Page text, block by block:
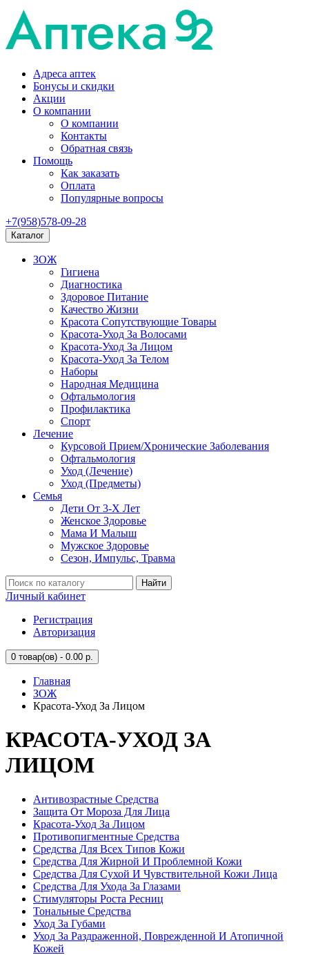
Адреса аптек
Бонусы и скидки
Акции
О компании
О компании
Контакты
Обратная связь
Помощь
Как заказать
Оплата
Популярные вопросы
+7(958)578-09-28
Каталог
ЗОЖ
Гигиена
Диагностика
Здоровое Питание
Качество Жизни
Красота Сопутствующие Товары
Красота-Уход За Волосами
Красота-Уход За Лицом
Красота-Уход За Телом
Наборы
Народная Медицина
Офтальмология
Профилактика
Спорт
Лечение
Курсовой Прием/Хронические Заболевания
Офтальмология
Уход (Лечение)
Уход (Предметы)
Семья
Дети От 3-Х Лет
Женское Здоровье
Мама И Малыш
Мужское Здоровье
Сезон, Импульс, Травма
Найти
Личный кабинет
Регистрация
Авторизация
0 товар(ов) - 0.00 р.
Главная
ЗОЖ
Красота-Уход За Лицом
КРАСОТА-УХОД ЗА
ЛИЦОМ
Антивозрастные Средства
Защита От Мороза Для Лица
Красота-Уход За Лицом
Противопигментные Средства
Средства Для Всех Типов Кожи
Средства Для Жирной И Проблемной Кожи
Средства Для Сухой И Чувствительной Кожи Лица
Средства Для Ухода За Глазами
Стимуляторы Роста Ресниц
Тональные Средства
Уход За Губами
Уход За Раздраженной, Поврежденной И Атопичной
Кожей